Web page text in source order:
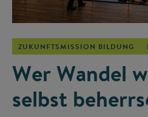
ZUKUNFTSMISSION BILDUNG
Wer Wandel
selbst